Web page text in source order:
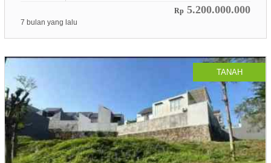
Rp 5.200.000.000
7 bulan yang lalu
TANAH